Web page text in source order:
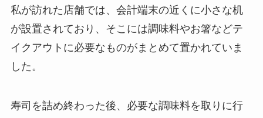
私が訪れた店舗では、会計端末の近くに小さな机
が設置されており、そこには調味料やお箸などテ
イクアウトに必要なものがまとめて置かれていま
した。
寿司を詰め終わった後、必要な調味料を取りに行